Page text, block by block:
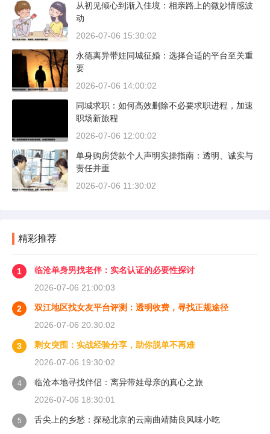
从初见倾心到渐入佳境：相亲路上的微妙情感波
动
2026-07-06 15:30:02
永德离异带娃同城征婚：选择合适的平台至关重
要
2026-07-06 14:00:02
同城求职：如何高效删除不必要求职进程，加速
职场新旅程
2026-07-06 12:00:02
单身购房贷款个人声明实操指南：透明、诚实与
责任并重
2026-07-06 11:30:02
精彩推荐
1
临沧单身男找老伴：实名认证的必要性探讨
2026-07-06 21:00:03
2
双江地区找女友平台评测：透明收费，寻找正规途径
2026-07-06 20:30:02
3
剩女突围：实战经验分享，助你脱单不再难
2026-07-06 19:30:02
4
临沧本地寻找伴侣：离异带娃母亲的真心之旅
2026-07-06 18:30:01
5
舌尖上的乡愁：探秘北京的云南曲靖陆良风味小吃